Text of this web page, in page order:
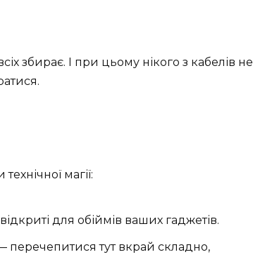
збирає. І при цьому нікого з кабелів не
магії:
для обіймів ваших гаджетів.
перечепитися тут вкрай складно,